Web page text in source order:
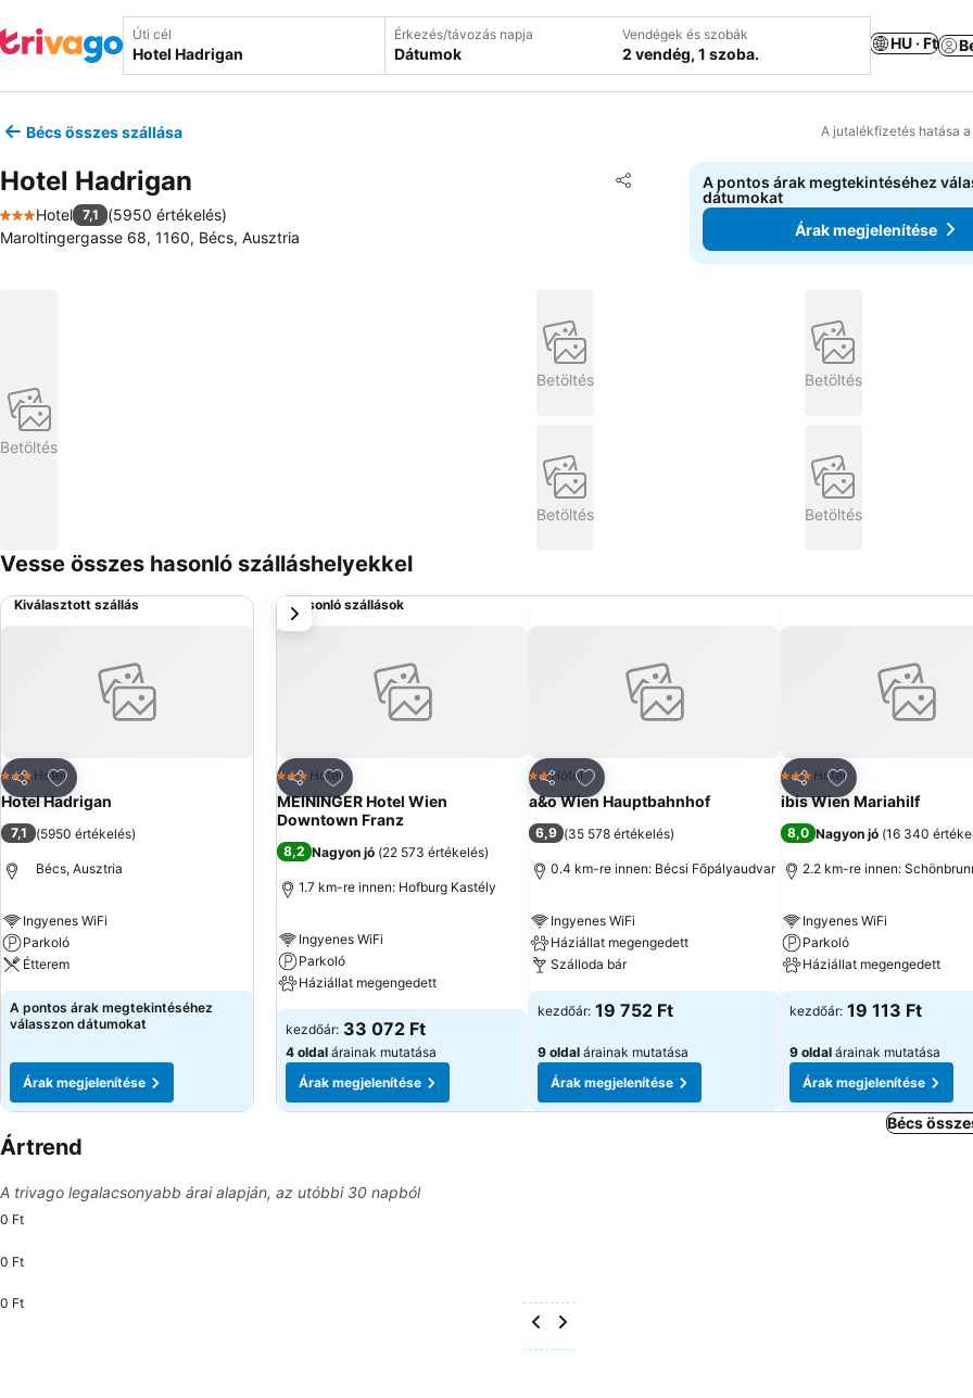
Úti cél Érkezés/távozás napja
Dátumok
Vendégek és szobák
2 vendég, 1 szoba.
HU · Ft
Bécs összes szállása A jutalékfizetés hatása
Hotel Hadrigan Megosztás
Hozzáadás a kedvencekhez
3 Kategória
Hotel 7,1 (5950 értékelés)
Maroltingergasse 68, 1160, Bécs, Ausztria
A pontos árak megtekintéséhez
dátumokat
Árak megjelenítése
Betöltés
Betöltés Betöltés
Betöltés Betöltés
Vesse összes hasonló szálláshelyekkel
Kiválasztott szállás
Megosztás
Hozzáadás a kedvencekhez
3 Kategória
Hotel
Hotel Hadrigan
7,1 (5950 értékelés)
Bécs, Ausztria
Ingyenes WiFi
Parkoló
Étterem
A pontos árak megtekintéséhez
válasszon dátumokat
Árak megjelenítése
Hasonló szállások
Megosztás
Hozzáadás a kedvencekhez
3 Kategória
Hotel
MEININGER Hotel Wien
Downtown Franz
8,2 Nagyon jó (22 573 értékelés)
1.7 km-re innen: Hofburg Kastély
Ingyenes WiFi
Parkoló
Háziállat megengedett
kezdőár: 33 072 Ft
4 oldal árainak mutatása
Árak megjelenítése
Megosztás
Hozzáadás a kedvencekhez
2 Kategória
Hotel
a&o Wien Hauptbahnhof
6,9 (35 578 értékelés)
0.4 km-re innen: Bécsi Főpályaudvar
Ingyenes WiFi
Háziállat megengedett
Szálloda bár
kezdőár: 19 752 Ft
9 oldal árainak mutatása
Árak megjelenítése
Megosztás
Hozzáadás a
3 Kategória
Hotel
ibis Wien Mariahilf
8,0 Nagyon jó (16 340
2.2 km-re innen:
Ingyenes WiFi
Parkoló
Háziállat megengedett
kezdőár: 19 113 Ft
9 oldal árainak mutatása
Árak megjelenítése
következő
Bécs
Ártrend
A trivago legalacsonyabb árai alapján, az utóbbi 30 napból
0 Ft
0 Ft
0 Ft